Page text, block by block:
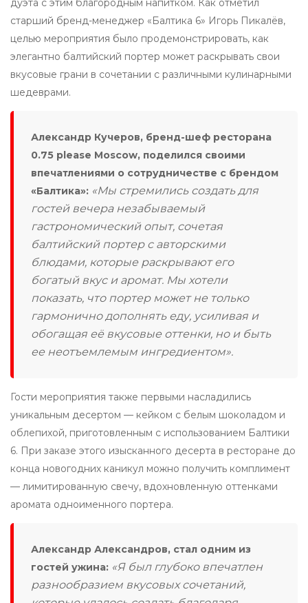
дуэта с этим благородным напитком. Как отметил
старший бренд-менеджер «Балтика 6» Игорь Пикалёв,
целью мероприятия было продемонстрировать, как
элегантно балтийский портер может раскрывать свои
вкусовые грани в сочетании с различными кулинарными
шедеврами.
Александр Кучеров, бренд-шеф ресторана
0.75 please Moscow, поделился своими
впечатлениями о сотрудничестве с брендом
«Балтика»: «Мы стремились создать для
гостей вечера незабываемый
гастрономический опыт, сочетая
балтийский портер с авторскими
блюдами, которые раскрывают его
богатый вкус и аромат. Мы хотели
показать, что портер может не только
гармонично дополнять еду, усиливая и
обогащая её вкусовые оттенки, но и быть
ее неотъемлемым ингредиентом».
Гости мероприятия также первыми насладились
уникальным десертом — кейком с белым шоколадом и
облепихой, приготовленным с использованием Балтики
6. При заказе этого изысканного десерта в ресторане до
конца новогодних каникул можно получить комплимент
— лимитированную свечу, вдохновленную оттенками
аромата одноименного портера.
Александр Александров, стал одним из
гостей ужина: «Я был глубоко впечатлен
разнообразием вкусовых сочетаний,